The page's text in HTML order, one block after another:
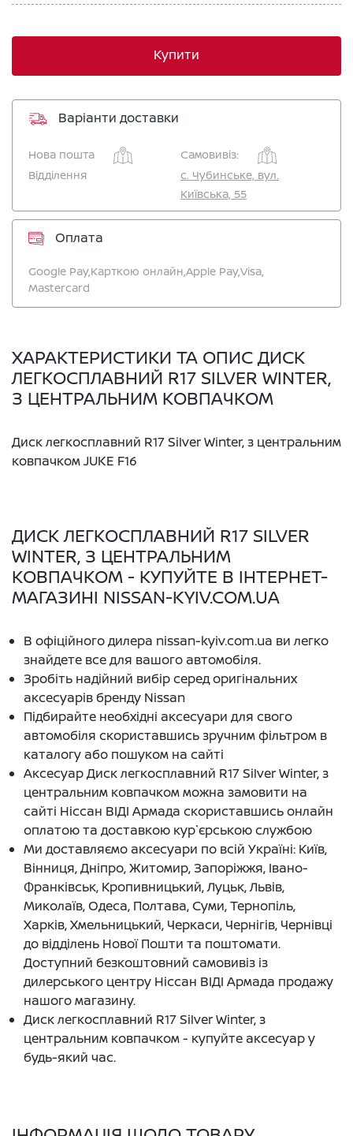
Купити
Варіанти доставки
Нова пошта
Самовивіз:
Відділення
c. Чубинське, вул.
Київська, 55
Оплата
Google Pay,Карткою онлайн,Apple Pay,Visa,
Mastercard
ХАРАКТЕРИСТИКИ ТА ОПИС ДИСК
ЛЕГКОСПЛАВНИЙ R17 SILVER WINTER,
З ЦЕНТРАЛЬНИМ КОВПАЧКОМ
Диск легкосплавний R17 Silver Winter, з центральним
ковпачком JUKE F16
ДИСК ЛЕГКОСПЛАВНИЙ R17 SILVER
WINTER, З ЦЕНТРАЛЬНИМ
КОВПАЧКОМ - КУПУЙТЕ В ІНТЕРНЕТ-
МАГАЗИНІ NISSAN-KYIV.COM.UA
В офіційного дилера nissan-kyiv.com.ua ви легко
знайдете все для вашого автомобіля.
Зробіть надійний вибір серед оригінальних
аксесуарів бренду Nissan
Підбирайте необхідні аксесуари для свого
автомобіля скориставшись зручним фільтром в
каталогу або пошуком на сайті
Аксесуар Диск легкосплавний R17 Silver Winter, з
центральним ковпачком можна замовити на
сайті Ніссан ВІДІ Армада скориставшись онлайн
оплатою та доставкою кур`єрською службою
Ми доставляємо аксесуари по всій Україні: Київ,
Вінниця, Дніпро, Житомир, Запоріжжя, Івано-
Франківськ, Кропивницький, Луцьк, Львів,
Миколаїв, Одеса, Полтава, Суми, Тернопіль,
Харків, Хмельницький, Черкаси, Чернігів, Чернівці
до відділень Нової Пошти та поштомати.
Доступний безкоштовний самовивіз із
дилерського центру Ніссан ВІДІ Армада продажу
нашого магазину.
Диск легкосплавний R17 Silver Winter, з
центральним ковпачком - купуйте аксесуар у
будь-який час.